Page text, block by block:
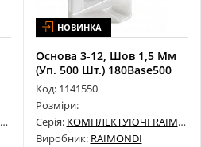
НОВИНКА
Основа 3-12, Шов 1,5 Мм
(Уп. 500 Шт.) 180Base500
Код: 1141550
Розміри:
Серія: КОМПЛЕКТУЮЧІ RAIMONDI
Виробник: RAIMONDI